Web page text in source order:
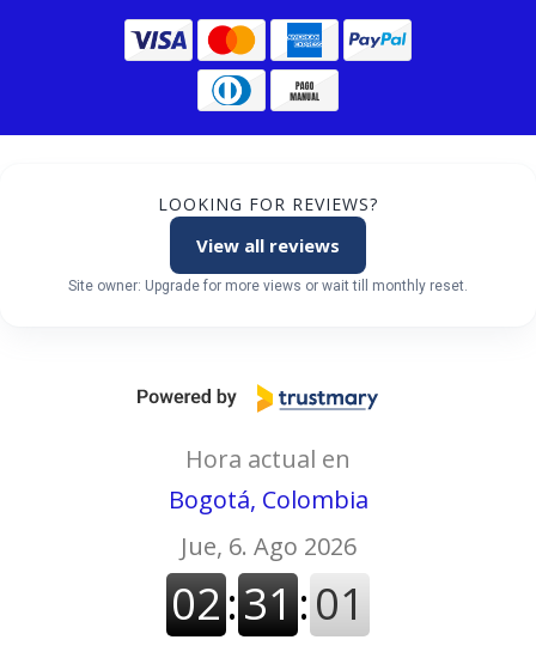
LOOKING FOR REVIEWS?
View all reviews
Site owner: Upgrade for more views or wait till monthly reset.
Hora actual en
Bogotá, Colombia